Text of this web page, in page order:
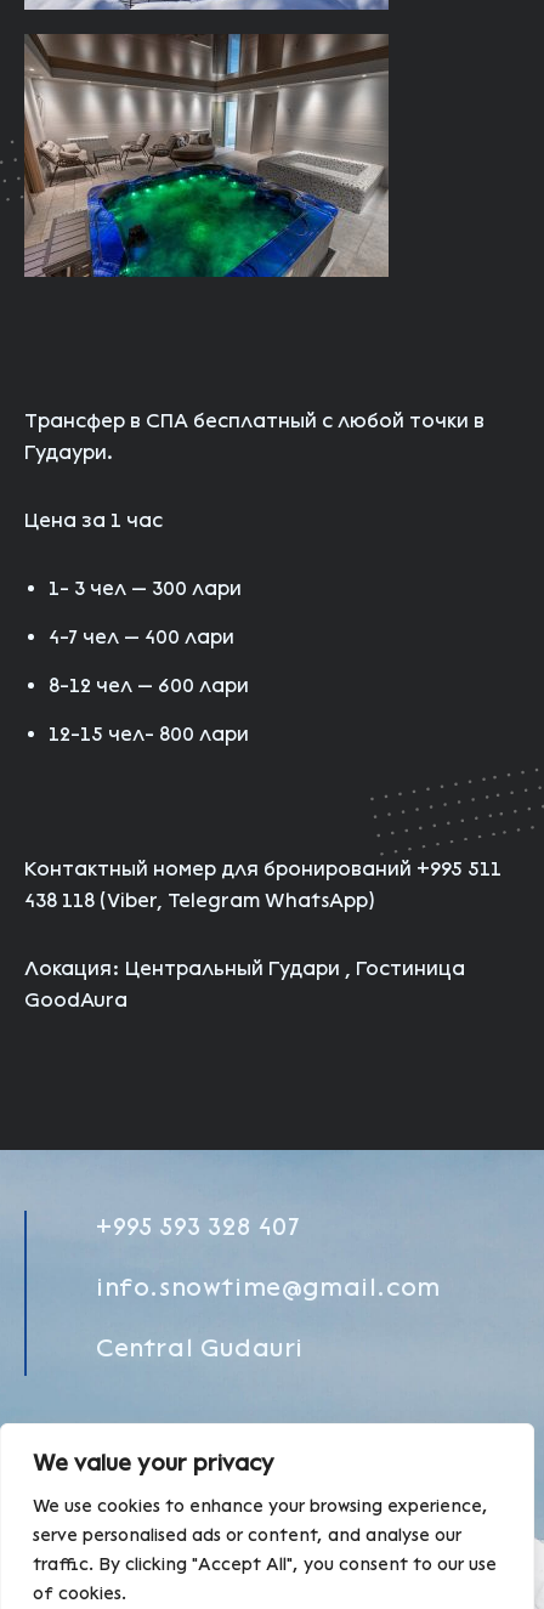
We value your privacy
We use cookies to enhance your browsing experience,
serve personalised ads or content, and analyse our
traffic. By clicking "Accept All", you consent to our use
of cookies.
Трансфер в СПА бесплатный с любой точки в
Гудаури.
Цена за 1 час
1- 3 чел — 300 лари
4-7 чел — 400 лари
8-12 чел — 600 лари
12-15 чел- 800 лари
Контактный номер для бронирований +995 511
438 118 (Viber, Telegram WhatsApp)
Локация: Центральный Гудари , Гостиница
GoodAura
+995 593 328 407
info.snowtime@gmail.com
Central Gudauri
Сотрудничество